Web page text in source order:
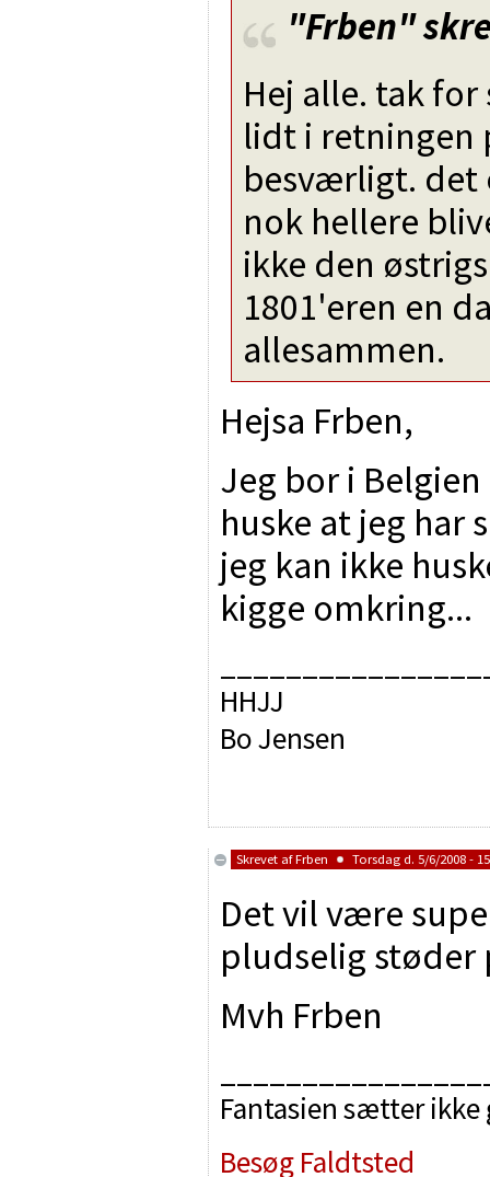
"Frben"
Hej alle. tak for
lidt i retningen
besværligt. det
nok hellere
ikke den
1801'eren en
allesammen.
Hejsa Frben,
Jeg bor i
huske at jeg har
jeg kan ikke
kigge omkring...
HHJJ
Bo Jensen
Skrevet afFrben Torsdag d. 5/6/2008 -
Det vil være
pludselig støder
Mvh Frben
Fantasien sætter
Besøg Faldtsted